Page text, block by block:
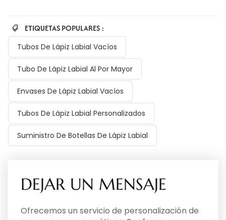
ETIQUETAS POPULARES :
Tubos De Lápiz Labial Vacíos
Tubo De Lápiz Labial Al Por Mayor
Envases De Lápiz Labial Vacíos
Tubos De Lápiz Labial Personalizados
Suministro De Botellas De Lápiz Labial
DEJAR UN MENSAJE
Ofrecemos un servicio de personalización de